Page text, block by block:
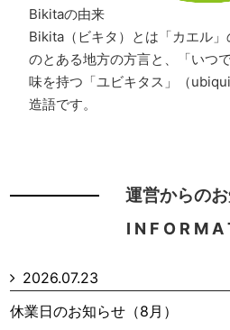
Bikitaの由来
Bikita（ビキタ）とは「カエル
のとある地方の方言と、「いつ
味を持つ「ユビキタス」（
造語です。
運営からの
I N F O R M A
2026.07.23
休業日のお知らせ（8月）